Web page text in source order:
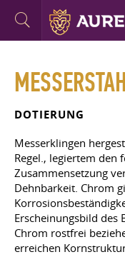
DOTIERUNG
Messerklingen
Regel., legiertem den
Zusammensetzung
Dehnbarkeit. Chrom
Erscheinungsbild des
Chrom rostfrei
erreichen